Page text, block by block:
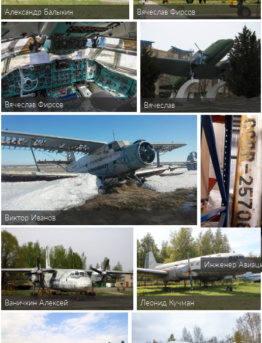
Александр Балыкин Вячеслав Фирсов
Вячеслав Фирсов Вячеслав
Виктор Иванов
Инженер
Ваничкин Алексей Леонид Кучман